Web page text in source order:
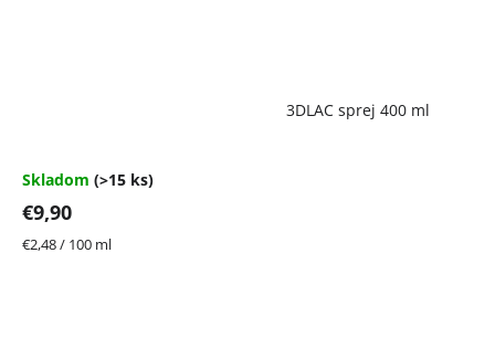
3DLAC sprej 400 ml
4,7
5
hviezdičiek.
Skladom (>15 ks)
€9,90
Jednotková
€2,48 / 100 ml